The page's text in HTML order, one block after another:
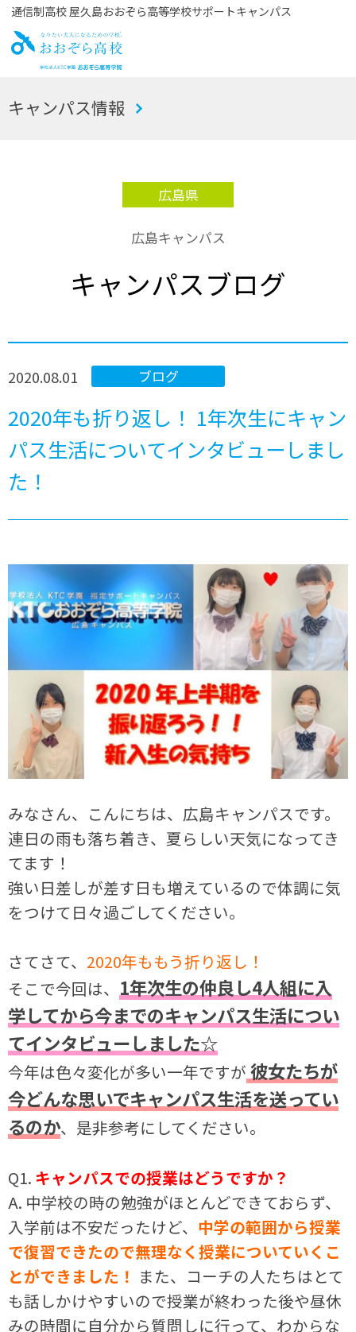
通信制高校 屋久島おおぞら高等学校サポートキャンパス
お
キャンパス情報
広島県
広島キャンパス
キャンパスブログ
ブログ
2020.08.01
2020年も折り返し！ 1年次生にキャン
パス生活についてインタビューしまし
た！
みなさん、こんにちは、広島キャンパスです。
連日の雨も落ち着き、夏らしい天気になってき
てます！
強い日差しが差す日も増えているので体調に気
をつけて日々過ごしてください。
さてさて、 2020年ももう折り返し！
そこで今回は、 1年次生の仲良し4人組に入
学してから今までのキャンパス生活につい
てインタビューしました☆
今年は色々変化が多い一年ですが 彼女たちが
今どんな思いでキャンパス生活を送ってい
るのか、是非参考にしてください。
Q1. キャンパスでの授業はどうですか？
A. 中学校の時の勉強がほとんどできておらず、
入学前は不安だったけど、 中学の範囲から授業
で復習できたので無理なく授業についていくこ
とができました！ また、コーチの人たちはとて
も話しかけやすいので授業が終わった後や昼休
みの時間に自分から質問しに行って、わからな